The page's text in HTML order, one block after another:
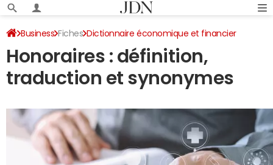
Business Fiches Dictionnaire économique et financier
Honoraires : définition,
traduction et synonymes